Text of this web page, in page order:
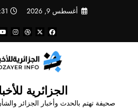
أغسطس 9, 2026
الجزائرية
صحيفة تهتم بالحدث وأخبار الجزائر